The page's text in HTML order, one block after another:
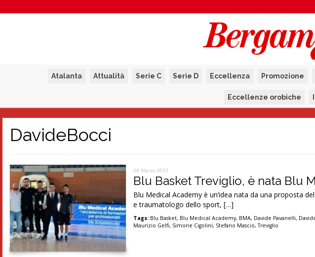
Atalanta Attualità Serie C Serie D Eccellenza Promozione
Eccellenze orobiche
DavideBocci
29 Marzo 2023
Blu Basket Treviglio, è nata Blu
Blu Medical Academy è un’idea nata da una proposta
e traumatologo dello sport, […]
Tags: Blu Basket, Blu Medical Academy, BMA, Davide Pavanelli,
Maurizio Gelfi, Simone Cigolini, Stefano Mascio,Treviglio